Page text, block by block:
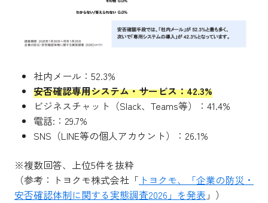
社内メール：52.3%
安否確認専用システム・サービス：42.3%
ビジネスチャット（Slack、Teams等）：41.4%
電話:：29.7%
SNS（LINE等の個人アカウント）：26.1%
※複数回答、上位5件を抜粋
（参考：トヨクモ株式会社「 トヨクモ、「企業の防災・
安否確認体制に関する実態調査2026」を発表 」）